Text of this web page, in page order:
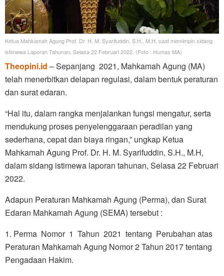
Ketua Mahkamah Agung Prof. Dr. H. M. Syarifuddin, S.H., M.H, saat memimpin sidang
istimewa Laporan Tahunan, Selasa 22 Februari 2022. (Foto : Humas MA)
Theopini.id – Sepanjang 2021, Mahkamah Agung (MA)
telah menerbitkan delapan regulasi, dalam bentuk peraturan
dan surat edaran.
“Hal itu, dalam rangka menjalankan fungsi mengatur, serta
mendukung proses penyelenggaraan peradilan yang
sederhana, cepat dan biaya ringan,” ungkap Ketua
Mahkamah Agung Prof. Dr. H. M. Syarifuddin, S.H., M.H,
dalam sidang istimewa laporan tahunan, Selasa 22 Februari
2022.
Adapun Peraturan Mahkamah Agung (Perma), dan Surat
Edaran Mahkamah Agung (SEMA) tersebut :
1. Perma Nomor 1 Tahun 2021 tentang Perubahan atas
Peraturan Mahkamah Agung Nomor 2 Tahun 2017 tentang
Pengadaan Hakim.